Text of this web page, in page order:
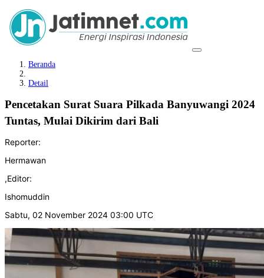
Beranda
Detail
Pencetakan Surat Suara Pilkada Banyuwangi 2024
Tuntas, Mulai Dikirim dari Bali
Reporter:
Hermawan
,Editor:
Ishomuddin
Sabtu, 02 November 2024 03:00 UTC